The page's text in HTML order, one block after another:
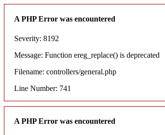
A PHP Error was encountered
Severity: 8192
Message: Function ereg_replace() is deprecated
Filename: controllers/general.php
Line Number: 741
A PHP Error was encountered